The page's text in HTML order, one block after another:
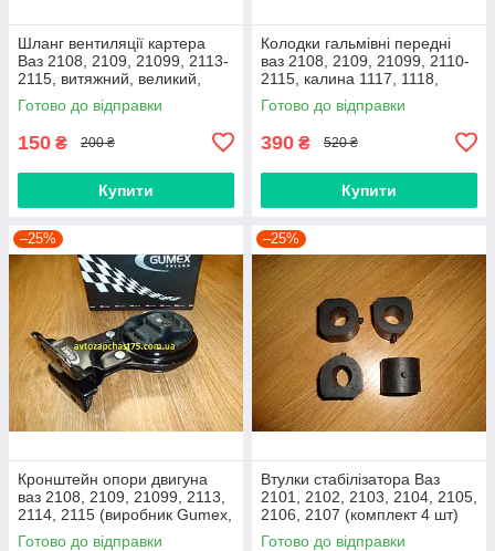
Шланг вентиляції картера
Ваз 2108, 2109, 21099, 2113-
2115, витяжний, великий,
нижній
Готово до відправки
150 ₴ 200 ₴
Купити
Колодки гальмівні передні
ваз 2108, 2109, 21099, 2110-
2115, калина 1117, 1118,
1119, приора 2170 (Raf,
Латвія)
Готово до відправки
390 ₴ 520 ₴
Купити
–25%
Кронштейн опори двигуна
ваз 2108, 2109, 21099, 2113,
2114, 2115 (виробник Gumex,
Польща)
Готово до відправки
–25%
Втулки стабілізатора Ваз
2101, 2102, 2103, 2104, 2105,
2106, 2107 (комплект 4 шт)
виробник Gumex, Польща
Готово до відправки